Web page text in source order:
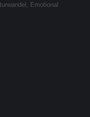
Emotional